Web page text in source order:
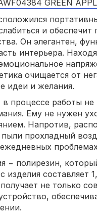
и обеспечит
Он элегантен,
интерьера.
очищается от
идеи и желания.
процессе работы не
Ему не нужен
Напротив,
прохладный
− полирезин,
изделия составляет
не только